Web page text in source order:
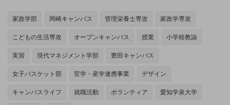
家政学部 岡崎キャンパス 管理栄養士専攻 家政学専攻
こどもの生活専攻 オープンキャンパス 授業 小学校教諭
実習 現代マネジメント学部 豊田キャンパス
女子バスケット部 官学・産学連携事業 デザイン
キャンパスライフ 就職活動 ボランティア 愛知学泉大学